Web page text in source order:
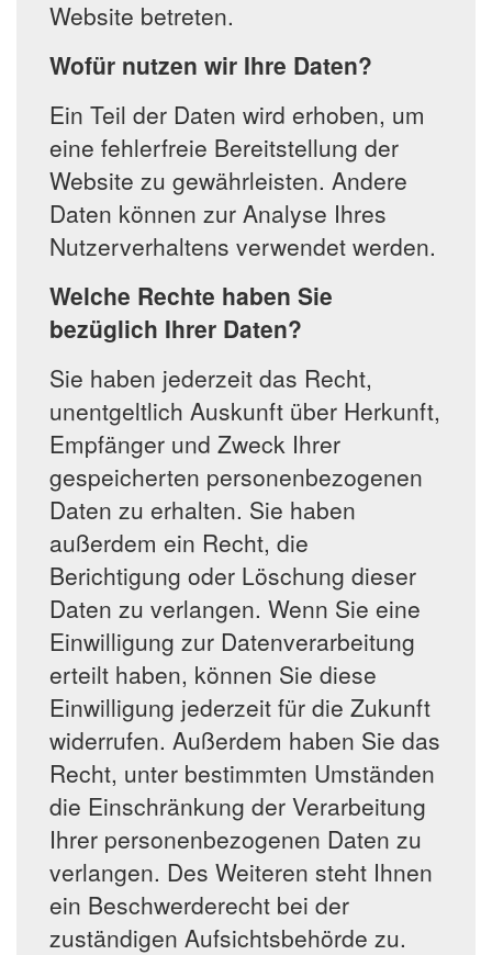
Website betreten.
Wofür nutzen wir Ihre Daten?
Ein Teil der Daten wird erhoben, um
eine fehlerfreie Bereitstellung der
Website zu gewährleisten. Andere
Daten können zur Analyse Ihres
Nutzerverhaltens verwendet werden.
Welche Rechte haben Sie
bezüglich Ihrer Daten?
Sie haben jederzeit das Recht,
unentgeltlich Auskunft über Herkunft,
Empfänger und Zweck Ihrer
gespeicherten personenbezogenen
Daten zu erhalten. Sie haben
außerdem ein Recht, die
Berichtigung oder Löschung dieser
Daten zu verlangen. Wenn Sie eine
Einwilligung zur Datenverarbeitung
erteilt haben, können Sie diese
Einwilligung jederzeit für die Zukunft
widerrufen. Außerdem haben Sie das
Recht, unter bestimmten Umständen
die Einschränkung der Verarbeitung
Ihrer personenbezogenen Daten zu
verlangen. Des Weiteren steht Ihnen
ein Beschwerderecht bei der
zuständigen Aufsichtsbehörde zu.